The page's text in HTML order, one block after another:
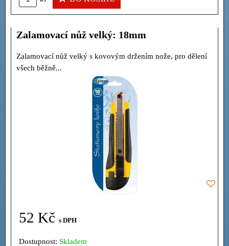
Zalamovací nůž velký: 18mm
Zalamovací nůž velký s kovovým držením nože, pro dělení
všech běžně...
52 Kč s DPH
Dostupnost: Skladem